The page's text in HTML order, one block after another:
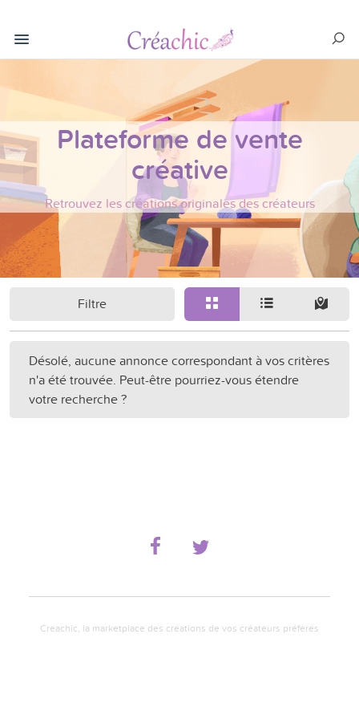
Plateforme de vente
créative
Retrouvez les créations originales des créateurs
Filtre
Désolé, aucune annonce correspondant à vos critères
n'a été trouvée. Peut-être pourriez-vous étendre
votre recherche ?
Creachic, la marketplace des créations de vos créateurs préférés